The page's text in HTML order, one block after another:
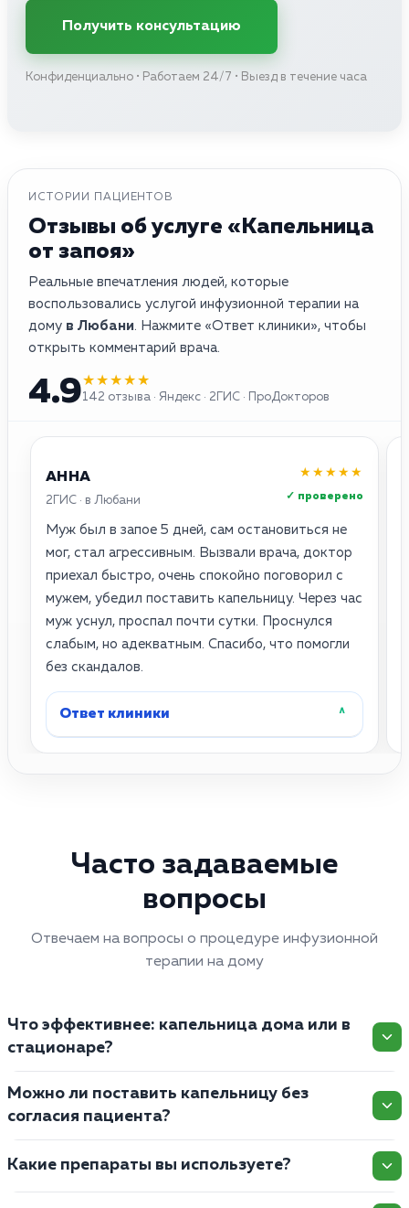
Получить консультацию
Конфиденциально • Работаем 24/7 • Выезд в течение часа
ИСТОРИИ ПАЦИЕНТОВ
Отзывы об услуге «Капельница
от запоя»
Реальные впечатления людей, которые
воспользовались услугой инфузионной терапии на
дому в Любани. Нажмите «Ответ клиники», чтобы
открыть комментарий врача.
4.9★★★★★
142 отзыва · Яндекс · 2ГИС · ПроДокторов
АННА
2ГИС · в Любани
★★★★★
✓ проверено
Муж был в запое 5 дней, сам остановиться не
мог, стал агрессивным. Вызвали врача, доктор
приехал быстро, очень спокойно поговорил с
мужем, убедил поставить капельницу. Через час
муж уснул, проспал почти сутки. Проснулся
слабым, но адекватным. Спасибо, что помогли
без скандалов.
Ответ клиники ˄
Часто задаваемые
вопросы
Отвечаем на вопросы о процедуре инфузионной
терапии на дому
Что эффективнее: капельница дома или в
стационаре?
Можно ли поставить капельницу без
согласия пациента?
Какие препараты вы используете?